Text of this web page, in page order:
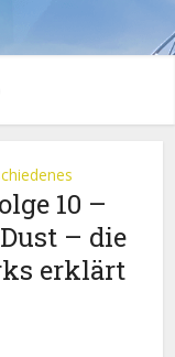
10 –
– die
erklärt